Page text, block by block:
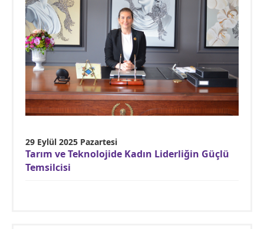
29 Eylül 2025 Pazartesi
Tarım ve Teknolojide Kadın Liderliğin Güçlü
Temsilcisi